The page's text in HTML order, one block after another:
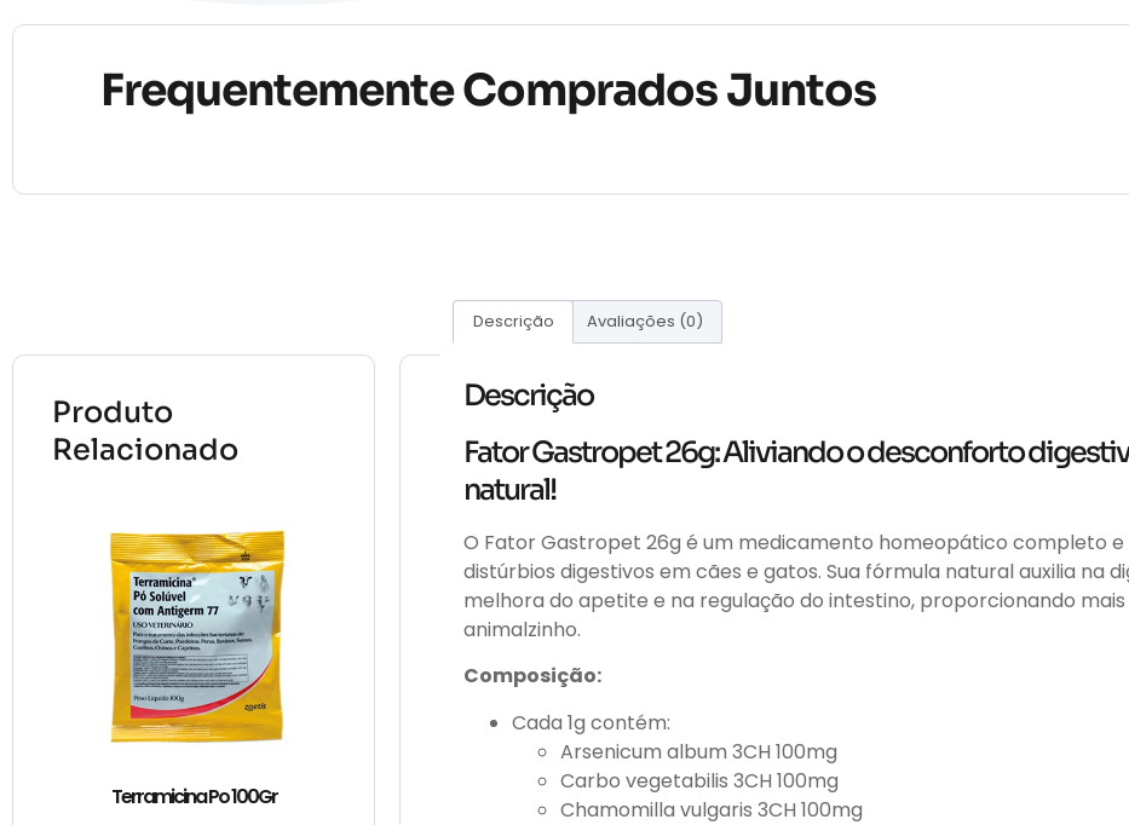
Frequentemente Comprados Juntos
Produto
Relacionado
Terramicina Po 100Gr
Descrição Avaliações (0)
Descrição
Fator Gastropet 26g: Aliviando o desconforto
natural!
O Fator Gastropet 26g é um medicamento homeopático completo
distúrbios digestivos em cães e gatos. Sua fórmula natural auxilia na
melhora do apetite e na regulação do intestino, proporcionando
animalzinho.
Composição:
Cada 1g contém:
Arsenicum album 3CH 100mg
Carbo vegetabilis 3CH 100mg
Chamomilla vulgaris 3CH 100mg